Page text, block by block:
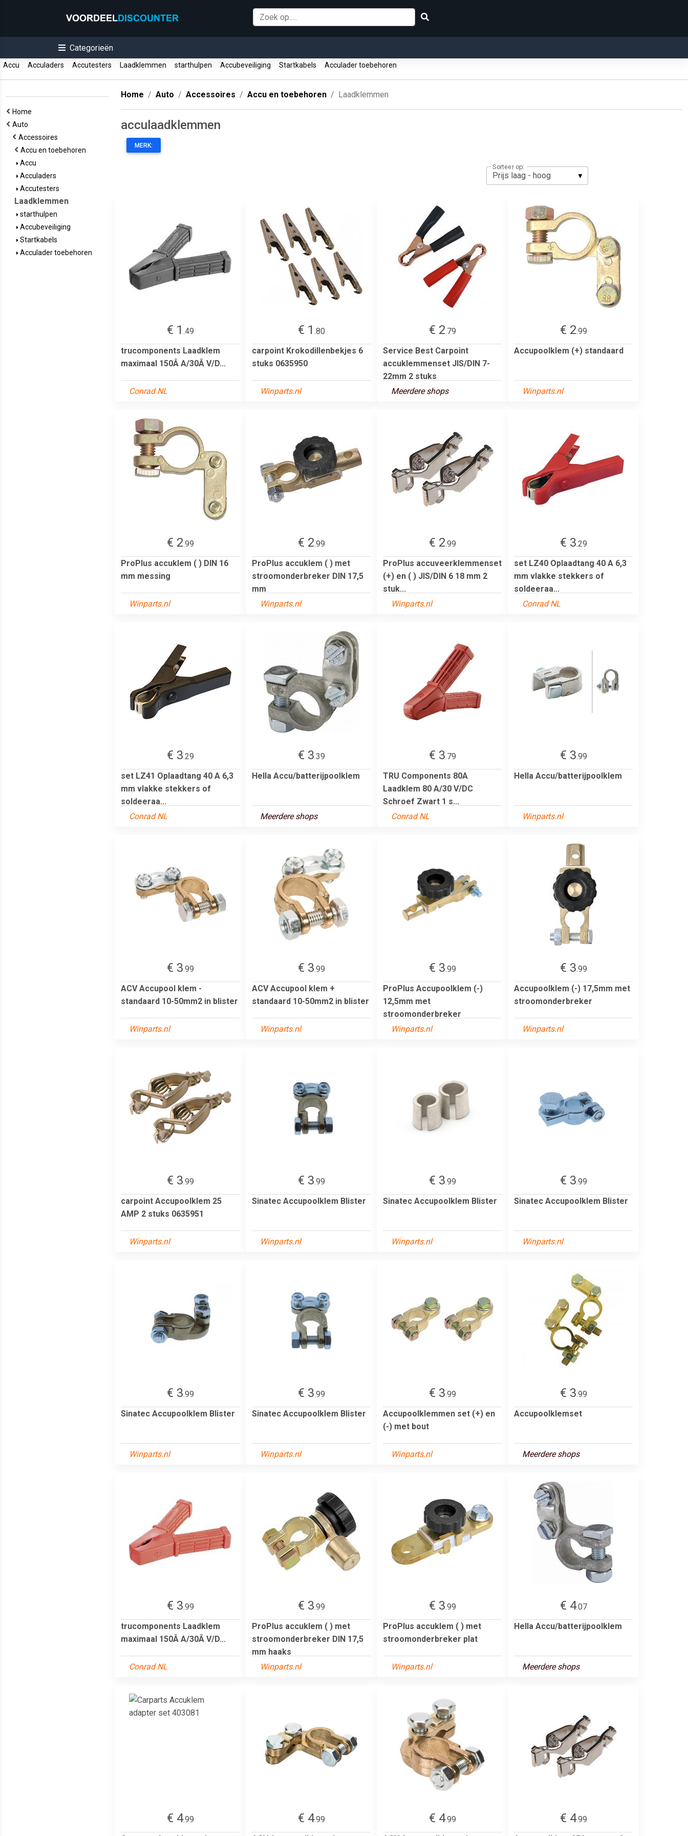
Categorieën
Accu Acculaders Accutesters Laadklemmen starthulpen Accubeveiliging Startkabels Acculader toebehoren
Home
Auto
Accessoires
Accu en toebehoren
Accu
Acculaders
Accutesters
Laadklemmen
starthulpen
Accubeveiliging
Startkabels
Acculader toebehoren
Home Auto Accessoires Accu en toebehoren Laadklemmen
acculaadklemmen
MERK:
Sorteer op:
€ 1 .49
trucomponents Laadklem
maximaal 150Â A/30Â V/D...
Conrad NL
€ 1 .80
carpoint Krokodillenbekjes 6
stuks 0635950
Winparts.nl
€ 2.79
Service Best Carpoint
accuklemmenset JIS/DIN 7-
22mm 2 stuks
Meerdere shops
€ 2.99
Accupoolklem (+) standaard
Winparts.nl
€ 2.99
ProPlus accuklem ( ) DIN 16
mm messing
Winparts.nl
€ 2.99
ProPlus accuklem ( ) met
stroomonderbreker DIN 17,5
mm
Winparts.nl
€ 2.99
ProPlus accuveerklemmenset
(+) en ( ) JIS/DIN 6 18 mm 2
stuk...
Winparts.nl
€ 3.29
set LZ40 Oplaadtang 40 A 6,3
mm vlakke stekkers of
soldeeraa...
Conrad NL
€ 3.29
set LZ41 Oplaadtang 40 A 6,3
mm vlakke stekkers of
soldeeraa...
Conrad NL
€ 3.39
Hella Accu/batterijpoolklem
Meerdere shops
€ 3.79
TRU Components 80A
Laadklem 80 A/30 V/DC
Schroef Zwart 1 s...
Conrad NL
€ 3.99
Hella Accu/batterijpoolklem
Winparts.nl
€ 3.99
ACV Accupool klem -
standaard 10-50mm2 in blister
Winparts.nl
€ 3.99
ACV Accupool klem +
standaard 10-50mm2 in blister
Winparts.nl
€ 3.99
ProPlus Accupoolklem (-)
12,5mm met
stroomonderbreker
Winparts.nl
€ 3.99
Accupoolklem (-) 17,5mm met
stroomonderbreker
Winparts.nl
€ 3.99
carpoint Accupoolklem 25
AMP 2 stuks 0635951
Winparts.nl
€ 3.99
Sinatec Accupoolklem Blister
Winparts.nl
€ 3.99
Sinatec Accupoolklem Blister
Winparts.nl
€ 3.99
Sinatec Accupoolklem Blister
Winparts.nl
€ 3.99
Sinatec Accupoolklem Blister
Winparts.nl
€ 3.99
Sinatec Accupoolklem Blister
Winparts.nl
€ 3.99
Accupoolklemmen set (+) en
(-) met bout
Winparts.nl
€ 3.99
Accupoolklemset
Meerdere shops
€ 3.99
trucomponents Laadklem
maximaal 150Â A/30Â V/D...
Conrad NL
€ 3.99
ProPlus accuklem ( ) met
stroomonderbreker DIN 17,5
mm haaks
Winparts.nl
€ 3.99
ProPlus accuklem ( ) met
stroomonderbreker plat
Winparts.nl
€ 4.07
Hella Accu/batterijpoolklem
Meerdere shops
€ 4.99
€ 4.99
€ 4.99
€ 4.99